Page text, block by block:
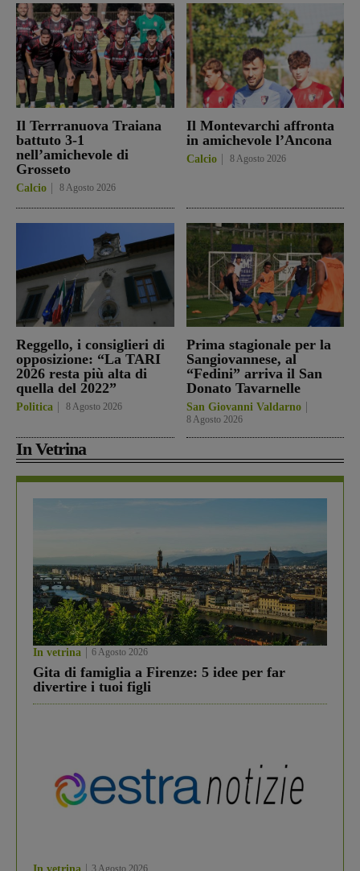
Il Terrranuova Traiana
battuto 3-1
nell’amichevole di
Grosseto
Calcio 8 Agosto 2026
Il Montevarchi affronta
in amichevole l’Ancona
Calcio 8 Agosto 2026
Reggello, i consiglieri di
opposizione: “La TARI
2026 resta più alta di
quella del 2022”
Politica 8 Agosto 2026
Prima stagionale per la
Sangiovannese, al
“Fedini” arriva il San
Donato Tavarnelle
San Giovanni Valdarno
8 Agosto 2026
In Vetrina
In vetrina 6 Agosto 2026
Gita di famiglia a Firenze: 5 idee per far
divertire i tuoi figli